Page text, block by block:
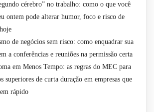
cérebro” no trabalho: como o que você
ontem pode alterar humor, foco e risco de
de negócios sem risco: como enquadrar sua
a conferências e reuniões na permissão certa
em Menos Tempo: as regras do MEC para
superiores de curta duração em empresas que
rápido